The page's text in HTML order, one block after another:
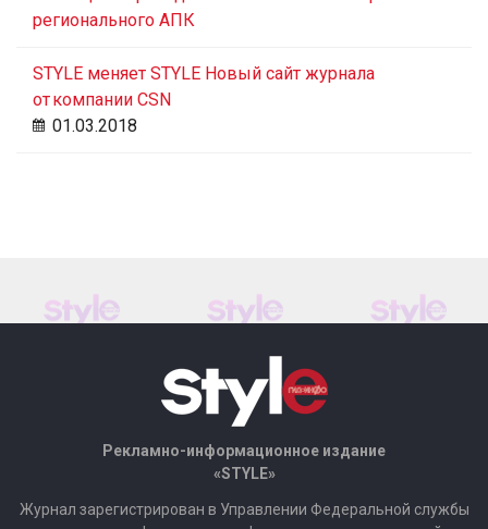
регионального АПК
STYLE меняет STYLE Новый сайт журнала
от компании CSN
01.03.2018
Рекламно-информационное издание
«STYLE»
Журнал зарегистрирован в Управлении Федеральной службы